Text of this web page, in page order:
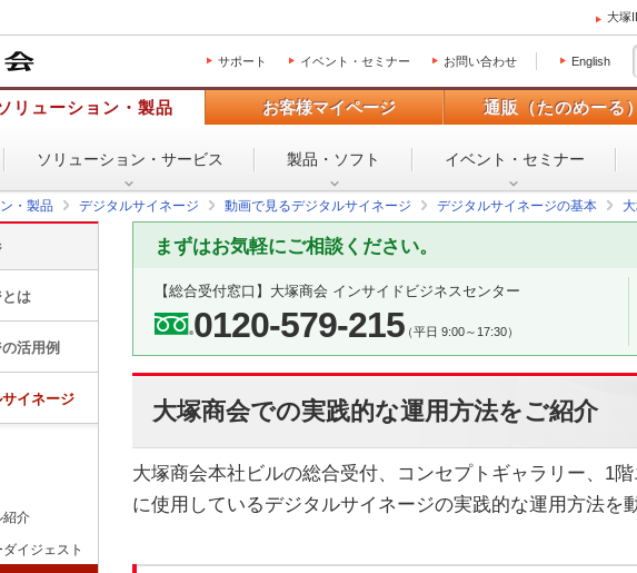
大塚
サポート イベント・セミナー お問い合わせ English
リューション・製品 お客様マイページ 通販（たのめーる）
ソリューション・ サービス 製品・ソフト イベント・ セミナー
・製品 デジタルサイネージ 動画で見るデジタルサイネージ デジタルサイネージの基本
まずはお気軽にご相談ください。
【総合受付窓口】 大塚商会 インサイドビジネスセンター
0120-579-215（平日 9:00～17:30）
大塚商会での実践的な運用方法をご紹介
大塚商会本社ビルの総合受付、コンセプトギャラリー、1
に使用しているデジタルサイネージの実践的な運用方法を
は
活用例
イネージ
紹介
イジェスト